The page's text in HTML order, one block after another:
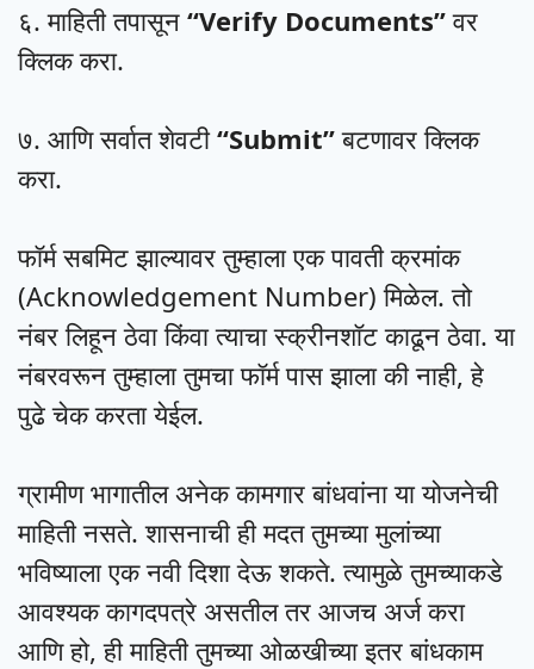
६. माहिती तपासून “Verify Documents”वर
क्लिक करा.
७. आणि सर्वात शेवटी“Submit”बटणावर क्लिक
करा.
फॉर्म सबमिट झाल्यावर तुम्हाला एक पावती क्रमांक
(Acknowledgement Number) मिळेल. तो
नंबर लिहून ठेवा किंवा त्याचा स्क्रीनशॉट काढून ठेवा. या
नंबरवरून तुम्हाला तुमचा फॉर्म पास झाला की नाही, हे
पुढे चेक करता येईल.
ग्रामीण भागातील अनेक कामगार बांधवांना या योजनेची
माहिती नसते. शासनाची ही मदत तुमच्या मुलांच्या
भविष्याला एक नवी दिशा देऊ शकते. त्यामुळे तुमच्याकडे
आवश्यक कागदपत्रे असतील तर आजच अर्ज करा
आणि हो, ही माहिती तुमच्या ओळखीच्या इतर बांधकाम